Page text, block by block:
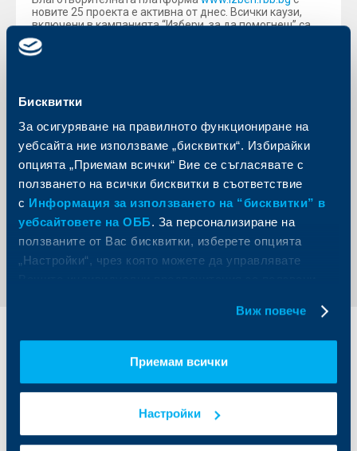
Бисквитки
За осигуряване на правилното функциониране на
уебсайта ние използваме „бисквитки“. Избирайки
опцията „Приемам всички“ Вие се съгласявате с
ползването на всички бисквитки в съответствие
с Информация за използването на “бисквитки” в
уебсайтовете на ОББ. За персонализиране на
ползваните от Вас бисквитки, изберете опцията
„Настройки“, чрез която можете да управлявате
Виж повече
Приемам всички
Настройки
новите 25 проекта е активна от днес. Всички каузи,
включени в кампанията “Избери, за да помогнеш” са
проверени, проучени и избрани, така че да засягат
значим за обществото проблем, а бенефициентът да е
служителите ще могат да правят предложения за
помогнеш” 2014 като проекти по тяхна лична
инициатива. За всеки конкретен проект в
чрез SMS.
Обратно към всички новини
Индивидуални
Карти
Бизнес
клиенти
Кредитиране
Управление на парични средства